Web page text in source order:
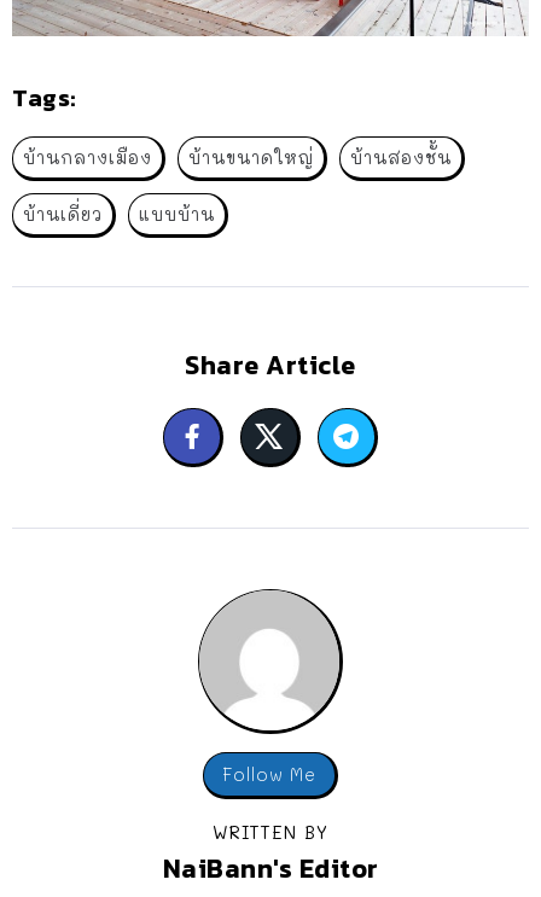
Tags:
บ้านกลางเมือง บ้านขนาดใหญ่ บ้านสองชั้น
บ้านเดี่ยว แบบบ้าน
Share Article
Follow Me
WRITTEN BY
NaiBann's Editor